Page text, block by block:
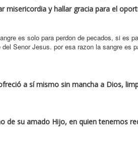
y hallar gracia para el
es solo para perdon de pecados, si es
Senor Jesus. por esa razon la sangre es
a sí mismo sin mancha a Dios,
de su amado Hijo, en quien tenemos